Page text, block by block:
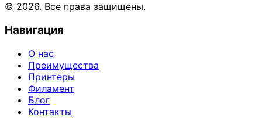
© 2026. Все права защищены.
Навигация
О нас
Преимущества
Принтеры
Филамент
Блог
Контакты